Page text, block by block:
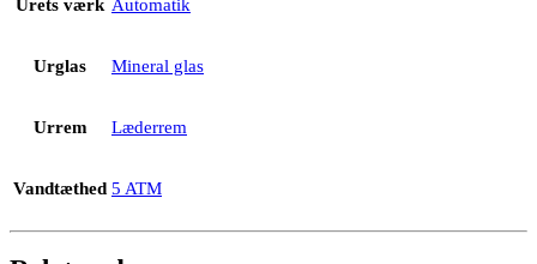
Urets værk Automatik
Urglas Mineral glas
Urrem Læderrem
Vandtæthed 5 ATM